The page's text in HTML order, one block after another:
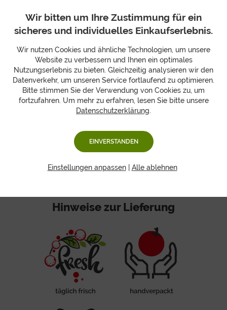
Unsere Stärken sind Ihre
Vorteile!
freiwählbares Wunschlayoutfür Ihre Geschenkbox
vielfältige Grußkartenmotive für Ihreindividuellen Grüße
Möglichkeit eineigenes Fotoim Passepartout beizulegen
zartschmelzende Schokolade mit
hinzufügen
Wunschlieferdatumwählbar und so zum Wunschtermin
zustellen lassen
Hinweise zur Lieferung
Wir bitten um Ihre Zustimmung für ein
sicheres und individuelles Einkaufserlebnis.
Wir nutzen Cookies und ähnliche Technologien, um unsere
Website zu verbessern und Ihnen ein optimales
Nutzungserlebnis zu bieten. Gleichzeitig analysieren wir den
Datenverkehr, um unseren Service fortlaufend zu optimieren.
Bitte stimmen Sie der Verwendung von Cookies zu, um
fortzufahren. Um mehr zu erfahren, lesen Sie bitte unsere
Datenschutzerklärung.
EINVERSTANDEN
Einstellungen anpassen| Alle ablehnen